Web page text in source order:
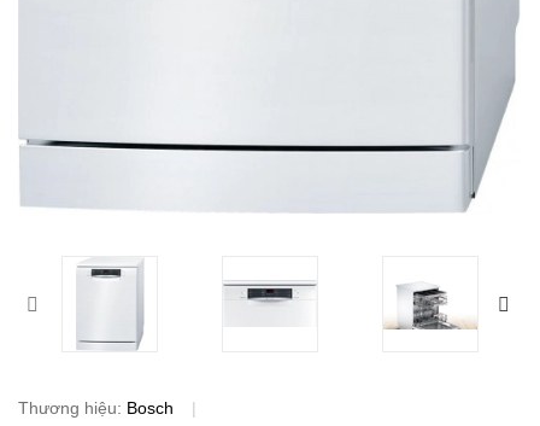
Thương hiệu: Bosch |